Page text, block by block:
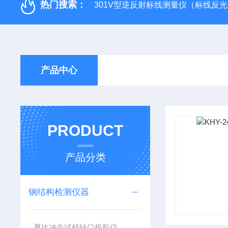
热门搜索： 301V型逆反射标线测量仪（标线反
产品中心
PRODUCT
产品分类
钢结构检测仪器